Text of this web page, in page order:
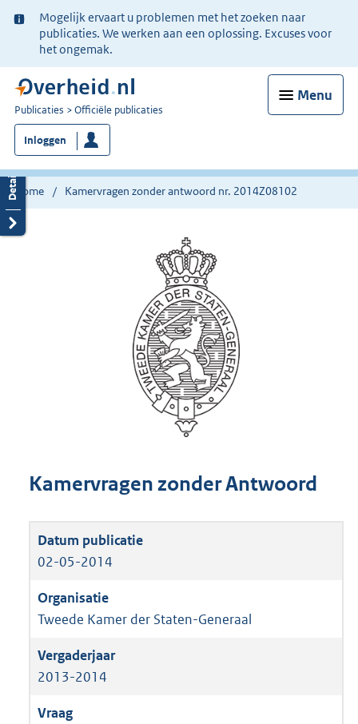
Ter
informatie:
Mogelijk ervaart u problemen met het zoeken naar
publicaties. We werken aan een oplossing. Excuses voor
het ongemak.
Menu
U
bent
nu
hier:
Publicaties Officiële publicaties
Inloggen
Home Kamervragen zonder antwoord nr. 2014Z08102
Kamervragen zonder Antwoord
02-05-2014
Tweede Kamer der Staten-Generaal
2013-2014